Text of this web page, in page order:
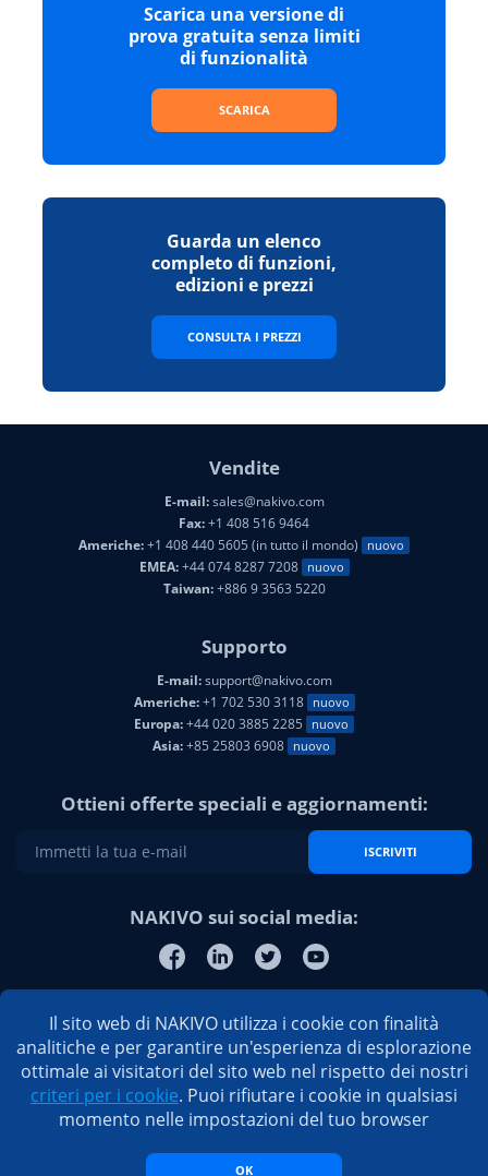
Scarica una versione di
prova gratuita senza limiti
di funzionalità
SCARICA
Guarda un elenco
completo di funzioni,
edizioni e prezzi
CONSULTA I PREZZI
Vendite
E-mail:sales@nakivo.com
Fax:+1 408 516 9464
Americhe:+1 408 440 5605 (in tutto il mondo) nuovo
EMEA:+44 074 8287 7208 nuovo
Taiwan:+886 9 3563 5220
Supporto
E-mail:support@nakivo.com
Americhe:+1 702 530 3118 nuovo
Europa:+44 020 3885 2285 nuovo
Asia:+85 25803 6908 nuovo
Ottieni offerte speciali e aggiornamenti:
ISCRIVITI
NAKIVO sui social media:
Il sito web di NAKIVO utilizza i cookie con finalità
analitiche e per garantire un'esperienza di esplorazione
ottimale ai visitatori del sito web nel rispetto dei nostri
criteri per i cookie. Puoi rifiutare i cookie in qualsiasi
momento nelle impostazioni del tuo browser
OK